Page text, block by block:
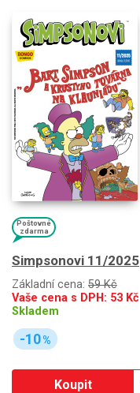
Poštovné
zdarma
Simpsonovi 11/2025
Základní cena: 59 Kč
Vaše cena s DPH: 53 Kč
Skladem
-10%
Koupit